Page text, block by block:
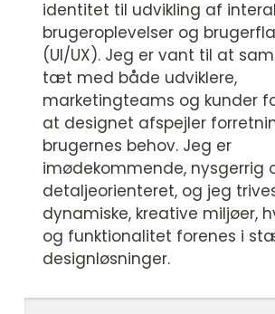
identitet til udvikling af
brugeroplevelser og
(UI/UX). Jeg er vant til at
tæt med både udviklere,
marketingteams og kunder
at designet afspejler
brugernes behov. Jeg er
imødekommende, nysgerrig
detaljeorienteret, og jeg
dynamiske, kreative miljøer,
og funktionalitet forenes i
designløsninger.